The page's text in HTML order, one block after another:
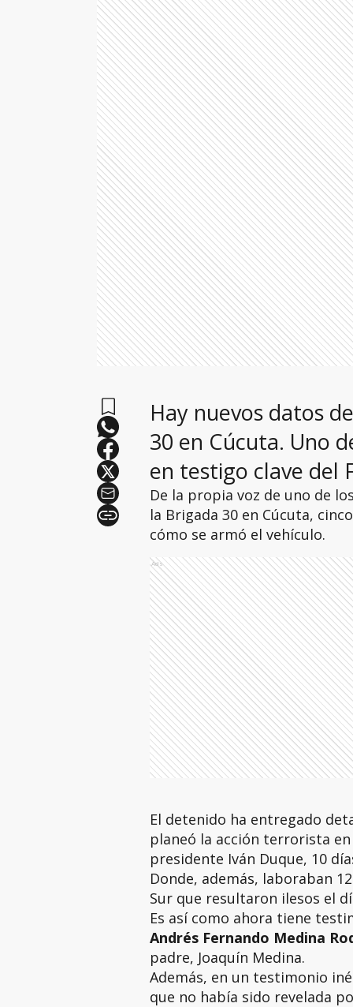
Hay nuevos datos
30 en Cúcuta. Uno
en testigo clave del
De la propia voz de uno de
la Brigada 30 en Cúcuta,
cómo se armó el vehículo.
Ads
El detenido ha entregado
planeó la acción terrorista
presidente Iván Duque, 10
Donde, además, laboraban
Sur que resultaron ilesos el
Es así como ahora tiene
Andrés Fernando Medina
padre, Joaquín Medina.
Además, en un testimonio
que no había sido revelada